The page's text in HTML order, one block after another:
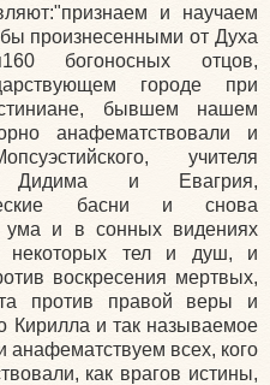
и научаем
произнесенными от Духа
богоносных отцов,
городе при
бывшем нашем
анафематствовали и
учителя
Дидима и Евагрия,
басни и снова
и в сонных видениях
некоторых тел и душ, и
воскресения мертвых,
против правой веры и
Кирилла и так называемое
всех, кого
как врагов истины,